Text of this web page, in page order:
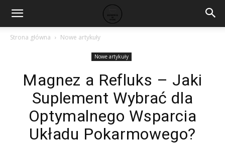
Strona główna Nowe artykuły
Nowe artykuły
Magnez a Refluks – Jaki
Suplement Wybrać dla
Optymalnego Wsparcia
Układu Pokarmowego?